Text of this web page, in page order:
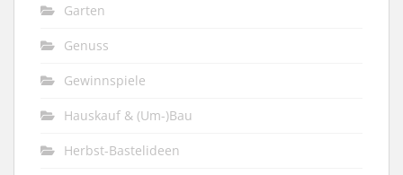
Garten
Genuss
Gewinnspiele
Hauskauf & (Um-)Bau
Herbst-Bastelideen